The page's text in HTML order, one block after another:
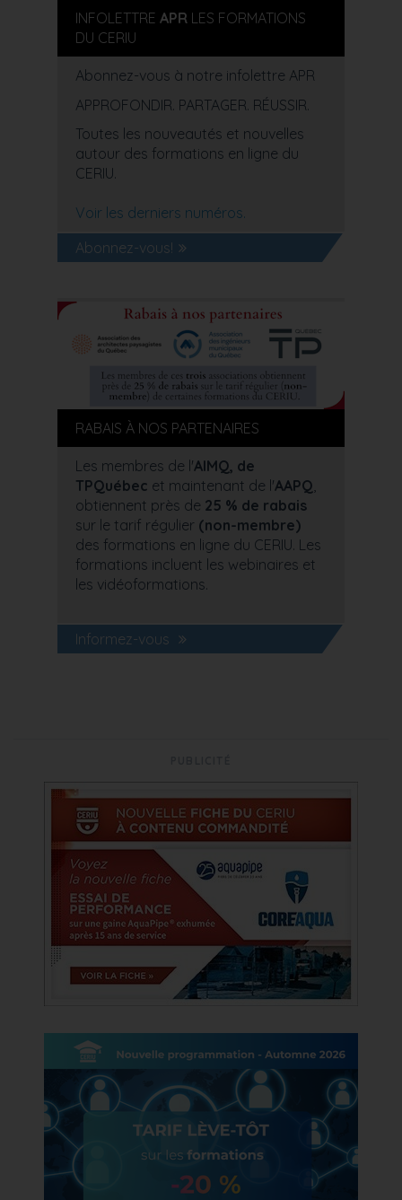
INFOLETTRE APR LES FORMATIONS
DU CERIU
Abonnez-vous à notre infolettre APR
APPROFONDIR. PARTAGER. RÉUSSIR.
Toutes les nouveautés et nouvelles
autour des formations en ligne du
CERIU.
Voir les derniers numéros.
Abonnez-vous!
RABAIS À NOS PARTENAIRES
Les membres de l'AIMQ, de
TPQuébec et maintenant de l'AAPQ,
obtiennent près de 25 % de rabais
sur le tarif régulier (non-membre)
des formations en ligne du CERIU. Les
formations incluent les webinaires et
les vidéoformations.
Informez-vous